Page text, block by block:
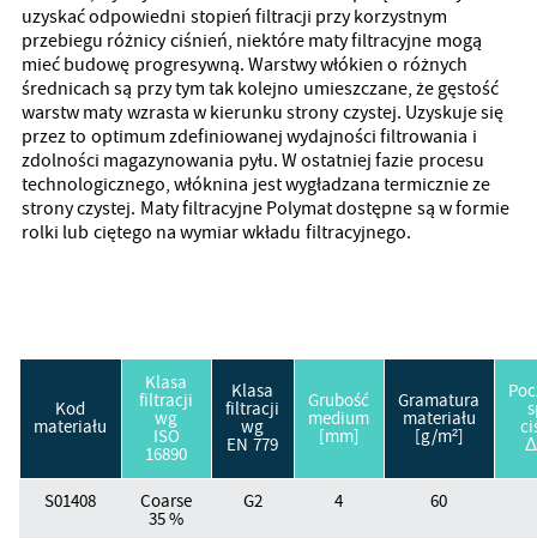
uzyskać odpowiedni stopień filtracji przy korzystnym
przebiegu różnicy ciśnień, niektóre maty filtracyjne mogą
mieć budowę progresywną. Warstwy włókien o różnych
średnicach są przy tym tak kolejno umieszczane, że gęstość
warstw maty wzrasta w kierunku strony czystej. Uzyskuje się
przez to optimum zdefiniowanej wydajności filtrowania i
zdolności magazynowania pyłu. W ostatniej fazie procesu
technologicznego, włóknina jest wygładzana termicznie ze
strony czystej. Maty filtracyjne Polymat dostępne są w formie
rolki lub ciętego na wymiar wkładu filtracyjnego.
Kod
materiału
Klasa
filtracji
wg
ISO
16890
Klasa
filtracji
wg
EN 779
Grubość
medium
[mm]
Gramatura
materiału
[g/m²]
S01408 Coarse
35 %
G2 4 60